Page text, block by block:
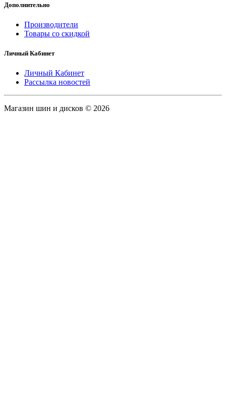
Дополнительно
Производители
Товары со скидкой
Личный Кабинет
Личный Кабинет
Рассылка новостей
Магазин шин и дисков © 2026